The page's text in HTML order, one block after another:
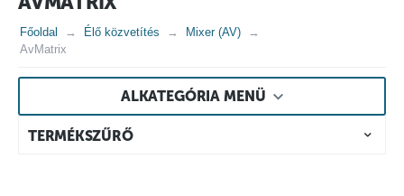
Főoldal Élő közvetítés
Mixer (AV)
AvMatrix
ALKATEGÓRIA MENÜ
TERMÉKSZŰRŐ